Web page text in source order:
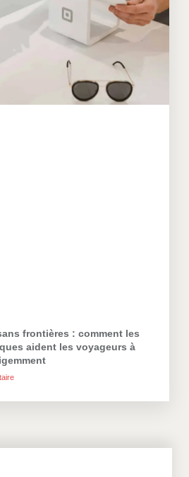
frontières : comment les
aident les voyageurs à